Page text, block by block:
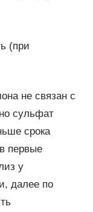
(при
не связан с
сульфат
срока
первые
у
далее по